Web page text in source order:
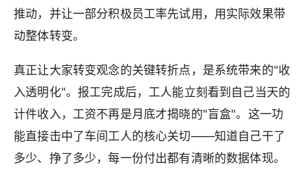
推动，并让一部分积极员工率先试用，用实际效果带
动整体转变。
真正让大家转变观念的关键转折点，是系统带来的"收
入透明化"。报工完成后，工人能立刻看到自己当天的
计件收入，工资不再是月底才揭晓的"盲盒"。这一功
能直接击中了车间工人的核心关切——知道自己干了
多少、挣了多少，每一份付出都有清晰的数据体现。